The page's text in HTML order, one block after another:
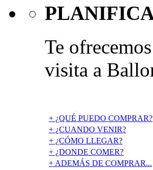
Te
visita a
+ ¿QUÉ PUEDO COMPRAR?
+ ¿CUANDO VENIR?
+ ¿CÓMO LLEGAR?
+ ¿DONDE COMER?
+ ADEMÁS DE COMPRAR...